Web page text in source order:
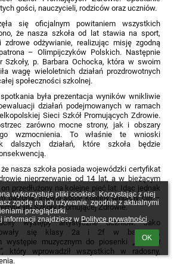
wykorzystuje pliki cookies. Korzystając z niej
zgodę na ich używanie, zgodnie z aktualnymi
przeglądarki.
informacji znajdziesz w Polityce prywatności.
OK
gości, nauczycieli, rodziców oraz uczniów.
się oficjalnym powitaniem wszystkich
że nasza szkoła od lat stawia na sport,
odżywianie, realizując misję zgodną
– Olimpijczyków Polskich. Następnie
Szkoły, p. Barbara Ochocka, która w swoim
wagę wieloletnich działań prozdrowotnych
społeczności szkolnej.
była prezentacja wyników wnikliwie
działań podejmowanych w ramach
Sieci Szkół Promujących Zdrowie.
zarówno mocne strony, jak i obszary
wzmocnienia. To właśnie te wnioski
dalszych działań, które szkoła będzie
nasza szkoła posiada wojewódzki certyfikat
nieprzerwanie od 14 lat, a w bieżącym
przedłużony na kolejne pięć lat. Idąc jednak
patrona, stawia sobie kolejny ambitny cel –
Szkoły Promującej Zdrowie.
występy artystyczne uczniów. Jako
się klasy 2a i 2f w barwnym,
występie muzycznym do piosenki „Alfabet
, który wprowadził wszystkich w radosny,